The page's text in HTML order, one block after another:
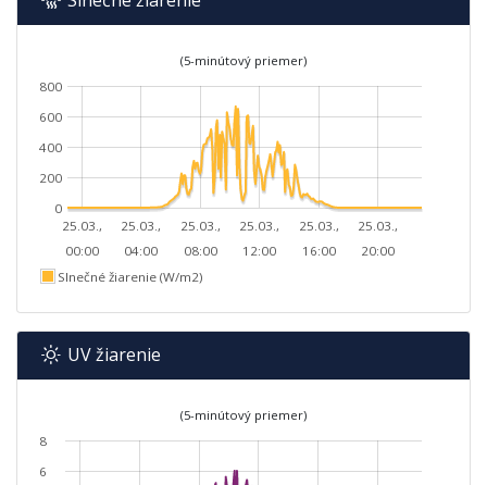
(5-minútový priemer)
25.03.,
00:00
25.03.,
04:00
25.03.,
08:00
25.03.,
12:00
25.03.,
16:00
25.03.,
20:00
0
200
400
600
800
Slnečné žiarenie (W/m2)
UV žiarenie
(5-minútový priemer)
6
8